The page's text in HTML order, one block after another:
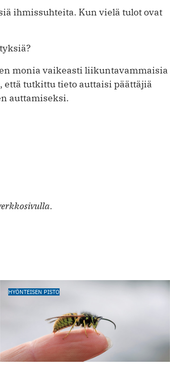
ihmissuhteita. Kun vielä tulot ovat
monia vaikeasti liikuntavammaisia
että tutkittu tieto auttaisi päättäjiä
auttamiseksi.
HYÖNTEISEN PISTO